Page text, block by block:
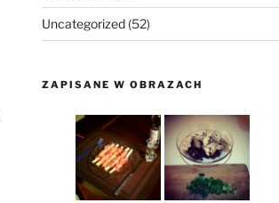
Uncategorized(52)
ZAPISANE W OBRAZACH